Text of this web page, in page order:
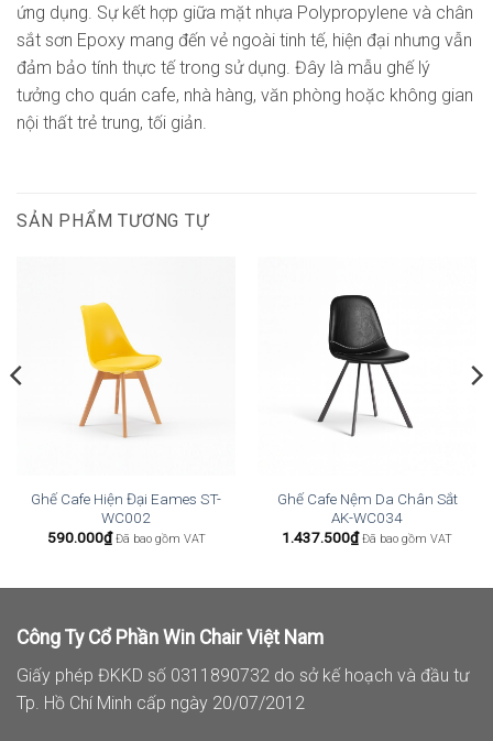
ứng dụng. Sự kết hợp giữa mặt nhựa Polypropylene và chân
sắt sơn Epoxy mang đến vẻ ngoài tinh tế, hiện đại nhưng vẫn
đảm bảo tính thực tế trong sử dụng. Đây là mẫu ghế lý
tưởng cho quán cafe, nhà hàng, văn phòng hoặc không gian
nội thất trẻ trung, tối giản.
SẢN PHẨM TƯƠNG TỰ
Ghế Cafe Hiện Đại Eames ST-
WC002
590.000₫ Đã bao gồm VAT
Ghế Cafe Nệm Da Chân Sắt
AK-WC034
1.437.500₫ Đã bao gồm VAT
Công Ty Cổ Phần Win Chair Việt Nam
Giấy phép ĐKKD số 0311890732 do sở kế hoạch và đầu tư
Tp. Hồ Chí Minh cấp ngày 20/07/2012